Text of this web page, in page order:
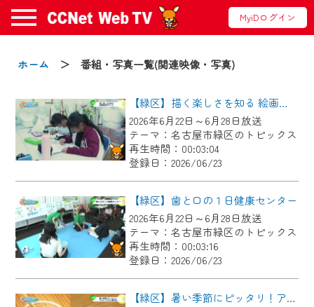
MyiDログイン
ホーム ＞ 番組・写真一覧(関連映像・写真)
【緑区】描く楽しさを知る 絵画教室ボザール
2026年6月22日～6月28日放送
テーマ：名古屋市緑区のトピックス
再生時間：00:03:04
登録日：2026/06/23
【緑区】歯と口の１日健康センター
2026年6月22日～6月28日放送
テーマ：名古屋市緑区のトピックス
再生時間：00:03:16
登録日：2026/06/23
【緑区】暑い季節にピッタリ！アサイーボウル専門店
お知らせ
2024/09/02
動画配信サービス『CCNet Web TV』は2024
年9月24日からリニューアルします！
【変更点】
◆デザイン変更により、お住まいの地域
の動画コンテンツが一目瞭然。
◆当社アプリやＰＣブラウザから、いつ
でも・どこでも・外出先でも！
CCNetサービスエリア20市町の地域情報
番組をご視聴いただけます！